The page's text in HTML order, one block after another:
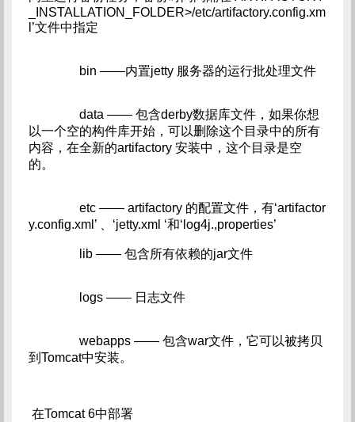
_INSTALLATION_FOLDER>/etc/artifactory.config.xm
l’文件中指定
bin ——内置jetty 服务器的运行批处理文件
data —— 包含derby数据库文件，如果你想
以一个空的构件库开始，可以删除这个目录中的所有
内容，在全新的artifactory 安装中，这个目录是空
的。
etc —— artifactory 的配置文件，有‘artifactor
y.config.xml’ 、‘jetty.xml ‘和‘log4j.,properties’
lib —— 包含所有依赖的jar文件
logs —— 日志文件
webapps —— 包含war文件，它可以被拷贝
到Tomcat中安装。
在Tomcat 6中部署